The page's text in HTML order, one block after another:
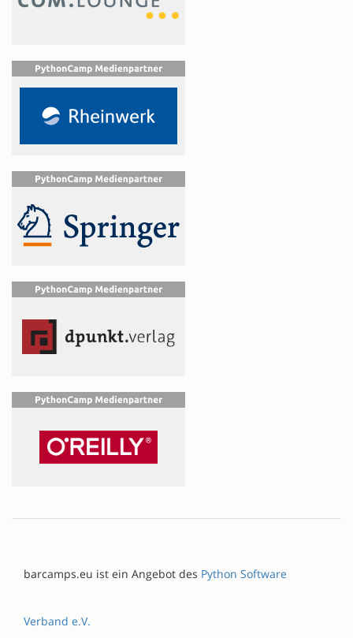
barcamps.eu ist ein Angebot des Python Software
Verband e.V.